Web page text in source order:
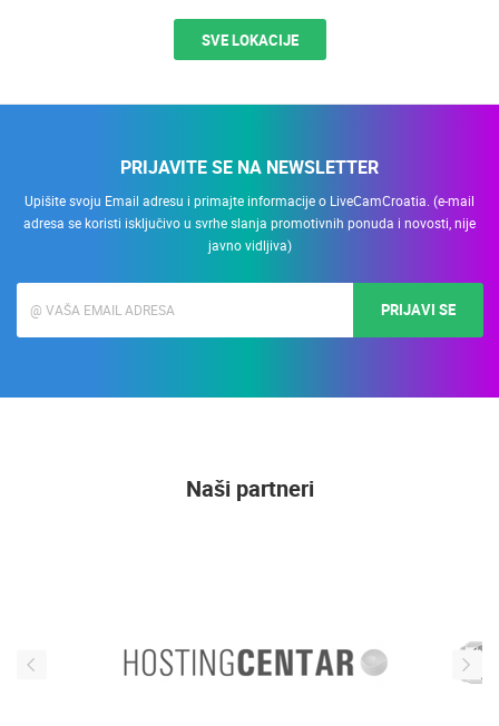
SVE LOKACIJE
PRIJAVITE SE NA NEWSLETTER
Upišite svoju Email adresu i primajte informacije o LiveCamCroatia. (e-mail
adresa se koristi isključivo u svrhe slanja promotivnih ponuda i novosti, nije
javno vidljiva)
PRIJAVI SE
Naši partneri